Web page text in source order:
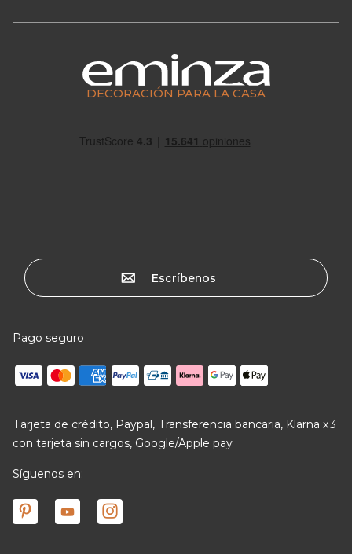
DECORACIÓN PARA LA CASA
Escríbenos
Pago seguro
Tarjeta de crédito, Paypal, Transferencia bancaria, Klarna x3
con tarjeta sin cargos, Google/Apple pay
Síguenos en: